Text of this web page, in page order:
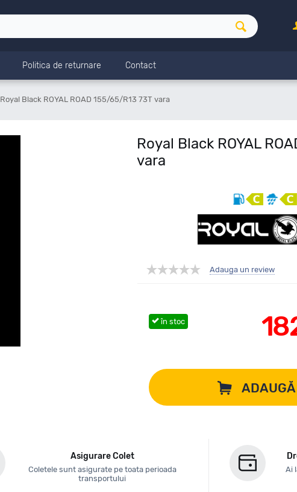
Politica de returnare Contact
Royal Black ROYAL ROAD 155/65/R13 73T vara
Royal Black ROYAL
vara
Adauga un review
în stoc
Asigurare Colet
Coletele sunt asigurate pe toata perioada
transportului
Ai